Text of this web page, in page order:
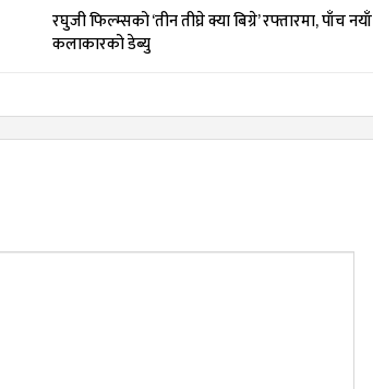
रघुजी फिल्म्सको ‘तीन तीघ्रे क्या बिग्रे’ रफ्तारमा, पाँच नयाँ
कलाकारको डेब्यु